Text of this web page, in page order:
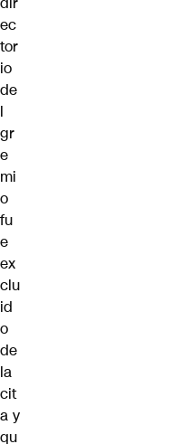
ec
tor
io
de
l
gr
e
mi
o
fu
e
ex
clu
id
o
de
la
cit
a y
qu